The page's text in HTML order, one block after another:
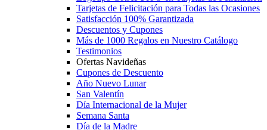
Tarjetas de Felicitación para Todas las Ocasiones
Satisfacción 100% Garantizada
Descuentos y Cupones
Más de 1000 Regalos en Nuestro Catálogo
Testimonios
Ofertas Navideñas
Cupones de Descuento
Año Nuevo Lunar
San Valentín
Día Internacional de la Mujer
Semana Santa
Día de la Madre